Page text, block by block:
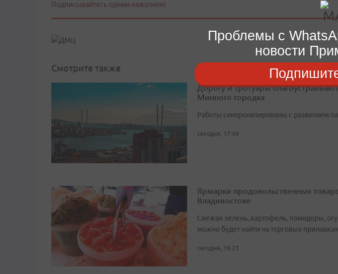
Подписывайтесь одним нажатием!
Смотрите также
Дорогу и тротуары
Минного городка
Работы синхронизированы с развитием
сегодня, 17:44
Ярмарки продовольственных
Владивостоке
Свежая зелень, картофель, помидоры,
можно будет найти на торговых прилавках
сегодня, 16:23
Проблемы с
новости